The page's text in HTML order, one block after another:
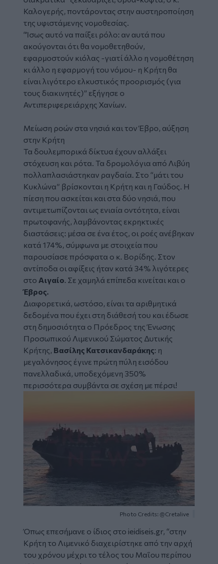
Καλογερής, ποντάροντας στην αυστηροποίηση
της υφιστάμενης νομοθεσίας.
“Ίσως αυτό να παίξει ρόλο: αν αυτά που
ακούγονται ότι θα νομοθετηθούν,
εφαρμοστούν κιόλας -γιατί άλλο η νομοθέτηση
κι άλλο η εφαρμογή του νόμου- η Κρήτη θα
είναι λιγότερο ελκυστικός προορισμός (για
τους διακινητές)” εξήγησε ο
Αντιπεριφερειάρχης Χανίων.
Μείωση ροών στα νησιά και τον Έβρο, αύξηση
στην Κρήτη
Τα δουλεμπορικά δίκτυα έχουν αλλάξει
στόχευση και ρότα. Τα δρομολόγια από Λιβύη
πολλαπλασιάστηκαν ραγδαία. Στο “μάτι του
Κυκλώνα” βρίσκονται η Κρήτη και η Γαύδος. Η
πίεση που ασκείται και στα δύο νησιά, που
αντιμετωπίζονται ως ενιαία οντότητα, είναι
πρωτοφανής, λαμβάνοντας εκρηκτικές
διαστάσεις: μέσα σε ένα έτος, οι ροές ανέβηκαν
κατά 174%, σύμφωνα με στοιχεία που
παρουσίασε πρόσφατα ο κ. Βορίδης. Στον
αντίποδα οι αφίξεις ήταν κατά 34% λιγότερες
στο Αιγαίο. Σε χαμηλά επίπεδα κινείται και ο
Έβρος.
Διαφορετικά, ωστόσο, είναι τα αριθμητικά
δεδομένα που έχει στη διάθεσή του και έδωσε
στη δημοσιότητα ο Πρόεδρος της Ένωσης
Προσωπικού Λιμενικού Σώματος Δυτικής
Κρήτης, Βασίλης Κατσικανδαράκης: η
μεγαλόνησος έγινε πρώτη πύλη εισόδου
πανελλαδικά, υποδεχόμενη 350%
περισσότερα συμβάντα σε σχέση με πέρσι!
Photo Credits: @Cretalive
Όπως επεσήμανε ο ίδιος στο ieidiseis.gr, “στην
Κρήτη το Λιμενικό διαχειρίστηκε από την αρχή
του χρόνου μέχρι το τέλος του Μαΐου περίπου